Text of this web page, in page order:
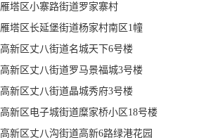
雁塔区小寨路街道罗家寨村
雁塔区长延堡街道杨家村南区1幢
高新区丈八街道名城天下6号楼
高新区丈八街道罗马景福城3号楼
高新区丈八街道晶城秀府3号楼
高新区电子城街道糜家桥小区18号楼
高新区丈八沟街道高新6路绿港花园